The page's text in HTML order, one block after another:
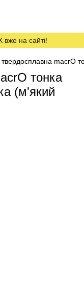
на сайті!
macrO
тонка
(м'який